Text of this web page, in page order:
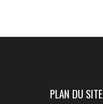
PLAN DU SITE